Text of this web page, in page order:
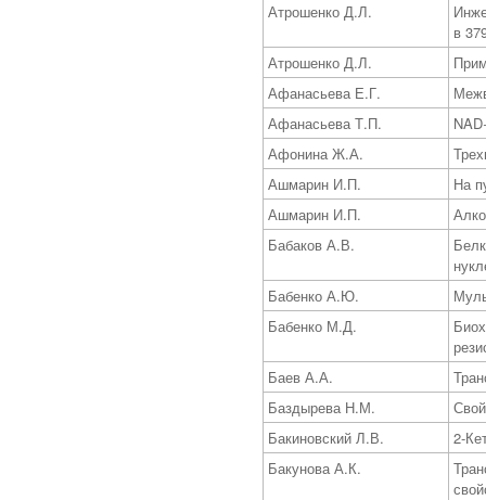
Атрошенко Д.Л.
в
Атрошенко Д.Л.
Афанасьева Е.Г.
Афанасьева Т.П.
Афонина Ж.А.
Ашмарин И.П.
На
Ашмарин И.П.
Бабаков А.В.
Бабенко А.Ю.
Бабенко М.Д.
Баев А.А.
Баздырева Н.М.
Бакиновский Л.В.
2-
Бакунова А.К.